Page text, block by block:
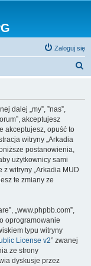
Zaloguj się
dalej „my”, ”nas”,
akceptujesz
akceptujesz, opuść to
witryny „Arkadia
postanowienia,
użytkownicy sami
witryny „Arkadia MUD
te zmiany ze
„www.phpbb.com”,
oprogramowanie
typu witryny
License v2” zwanej
ze strony
dyskusje przez